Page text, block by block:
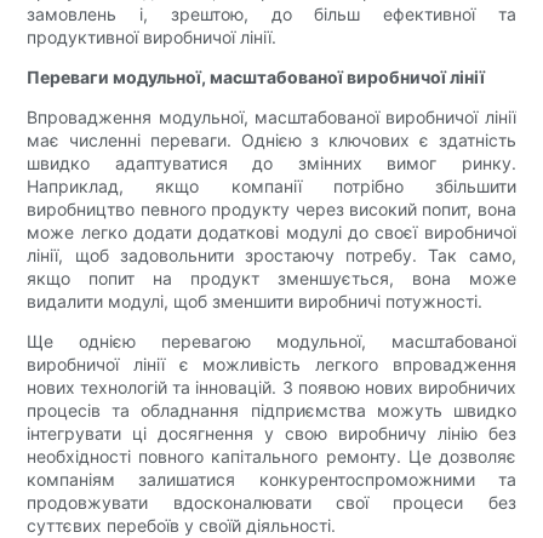
замовлень і, зрештою, до більш ефективної та
продуктивної виробничої лінії.
Переваги модульної, масштабованої виробничої лінії
Впровадження модульної, масштабованої виробничої лінії
має численні переваги. Однією з ключових є здатність
швидко адаптуватися до змінних вимог ринку.
Наприклад, якщо компанії потрібно збільшити
виробництво певного продукту через високий попит, вона
може легко додати додаткові модулі до своєї виробничої
лінії, щоб задовольнити зростаючу потребу. Так само,
якщо попит на продукт зменшується, вона може
видалити модулі, щоб зменшити виробничі потужності.
Ще однією перевагою модульної, масштабованої
виробничої лінії є можливість легкого впровадження
нових технологій та інновацій. З появою нових виробничих
процесів та обладнання підприємства можуть швидко
інтегрувати ці досягнення у свою виробничу лінію без
необхідності повного капітального ремонту. Це дозволяє
компаніям залишатися конкурентоспроможними та
продовжувати вдосконалювати свої процеси без
суттєвих перебоїв у своїй діяльності.